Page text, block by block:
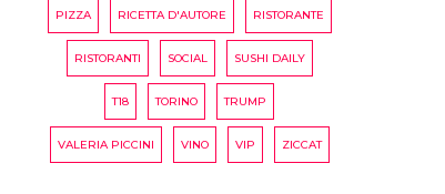
PIZZA RICETTA D'AUTORE RISTORANTE
RISTORANTI SOCIAL SUSHI DAILY
T18 TORINO TRUMP
VALERIA PICCINI VINO VIP ZICCAT